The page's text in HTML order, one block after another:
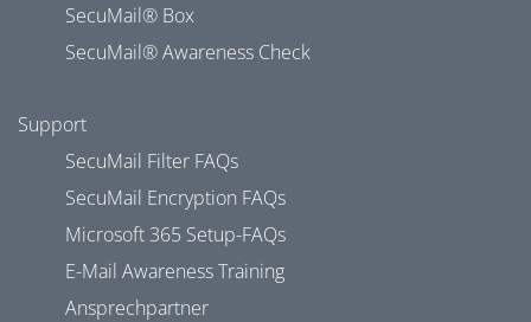
SecuMail® Box
SecuMail® Awareness Check
Support
SecuMail Filter FAQs
SecuMail Encryption FAQs
Microsoft 365 Setup-FAQs
E-Mail Awareness Training
Ansprechpartner